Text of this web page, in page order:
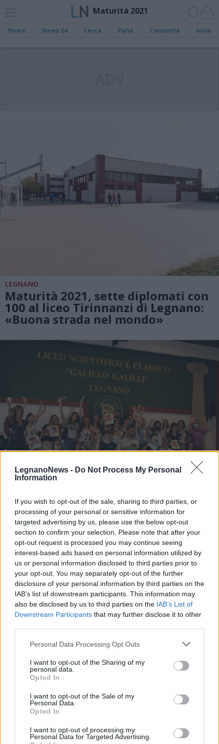
LegnanoNews - Do Not Process My Personal
Information
If you wish to opt-out of the sale, sharing to third parties, or
processing of your personal or sensitive information for
targeted advertising by us, please use the below opt-out
section to confirm your selection. Please note that after your
opt-out request is processed you may continue seeing
interest-based ads based on personal information utilized by
us or personal information disclosed to third parties prior to
your opt-out. You may separately opt-out of the further
disclosure of your personal information by third parties on the
IAB’s list of downstream participants. This information may
also be disclosed by us to third parties on the IAB’s List of
Downstream Participants that may further disclose it to other
Personal Data Processing Opt Outs
I want to opt-out of the Sharing of my
personal data.
Opted In
I want to opt-out of the Sale of my
Personal Data.
Opted In
I want to opt-out of processing my
Personal Data for Targeted Advertising.
Maturità 2021
Home News 24 Cerca Palio Comunità Invia
LEGNANO
Maturità 2021, sette diplomati con
100 al liceo Tirinnanzi di Legnano:
«Buona strada nel mondo»
LEGNANO
Un esercito di diplomati con 100 al
Galilei di Legnano: «Siete campioni
di serie A»
Un esercito di diplomati con 100 al Galilei di Legnano
LEGNANO